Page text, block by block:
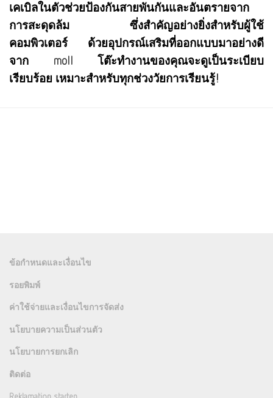
เคเบิลในตัวช่วยป้องกันสายพันกันและอันตรายจาก
การสะดุดล้ม ซึ่งสำคัญอย่างยิ่งสำหรับผู้ใช้
คอมพิวเตอร์ ด้วยอุปกรณ์เสริมที่ออกแบบมาอย่างดี
จาก moll โต๊ะทำงานของคุณจะดูเป็นระเบียบ
เรียบร้อย เหมาะสำหรับทุกช่วงวัยการเรียนรู้!
ข้อกำหนดและเงื่อนไข
รอยพิมพ์
ค่าใช้จ่ายและเงื่อนไขการจัดส่ง
นโยบายความเป็นส่วนตัว
นโยบายการยกเลิก
ติดต่อ